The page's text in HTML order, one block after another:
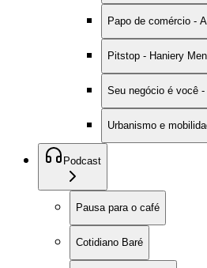
Papo de comércio -
Pitstop - Haniery
Seu negócio é você
Urbanismo e
Podcast
Pausa para o café
Cotidiano Baré